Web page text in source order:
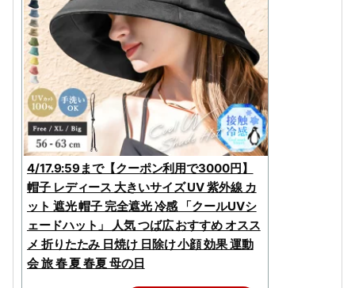
4/17.9:59まで【クーポン利用で3000円】
帽子 レディース 大きいサイズ UV 紫外線 カ
ット 遮光 帽子 完全遮光 冷感 「クールUVシ
ェードハット」 人気 つば広 おすすめ オスス
メ 折りたたみ 日焼け 日除け 小顔 効果 運動
会 旅 春 夏 春夏 母の日